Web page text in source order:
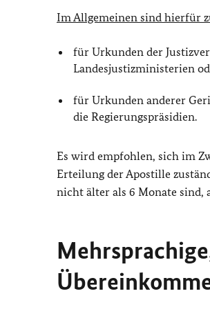
Im Allgemeinen sind hierfür
für Urkunden der
Landesjustizministerien
für Urkunden anderer
die Regierungspräsidien.
Es wird empfohlen, sich im
Erteilung der Apostille
nicht älter als 6 Monate sind,